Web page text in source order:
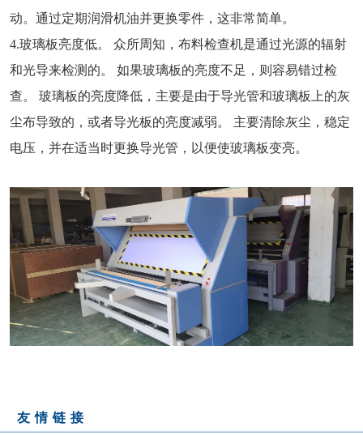
动。通过定期润滑机油并更换零件，这非常简单。
4.玻璃板亮度低。 众所周知，布料检查机是通过光源的辐射
和光导来检测的。 如果玻璃板的亮度不足，则容易错过检
查。 玻璃板的亮度降低，主要是由于导光管和玻璃板上的灰
尘布导致的，或者导光板的亮度减弱。 主要清除灰尘，稳定
电压，并在适当时更换导光管，以便使玻璃板变亮。
友情链接